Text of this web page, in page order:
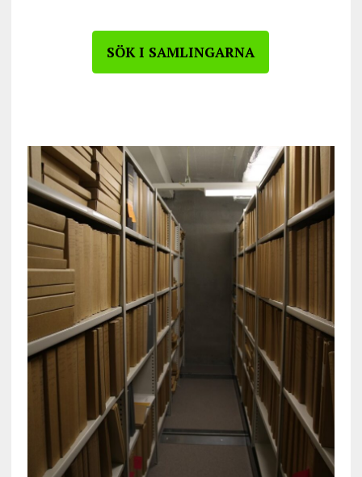
SÖK I SAMLINGARNA